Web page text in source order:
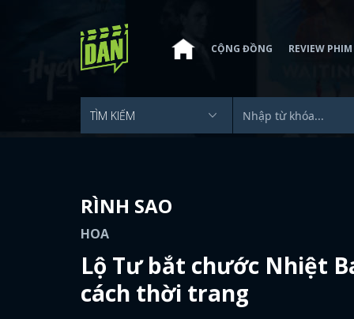
CỘNG ĐỒNG REVIEW PHIM
RÌNH SAO
HOA
Lộ Tư bắt chước Nhiệt
cách thời trang